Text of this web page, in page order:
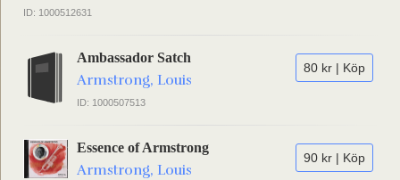
ID: 1000512631
80 kr | Köp
Ambassador Satch
Armstrong, Louis
ID: 1000507513
90 kr | Köp
Essence of Armstrong
Armstrong, Louis